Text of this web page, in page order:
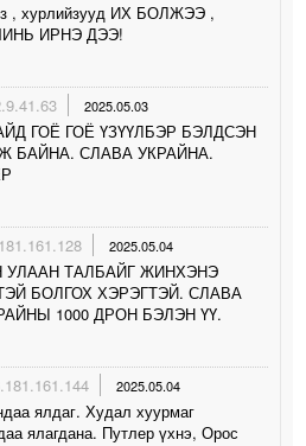
, хурлийзууд ИХ БОЛЖЭЭ ,
ИРНЭ ДЭЭ!
2025.05.03
ГОЁ ГОЁ ҮЗҮҮЛБЭР БЭЛДСЭН
БАЙНА. СЛАВА УКРАЙНА.
2025.05.04
УЛААН ТАЛБАЙГ ЖИНХЭНЭ
БОЛГОХ ХЭРЭГТЭЙ. СЛАВА
1000 ДРОН БЭЛЭН ҮҮ.
2025.05.04
ялдаг. Худал хуурмаг
ялагдана. Путлер үхнэ, Орос